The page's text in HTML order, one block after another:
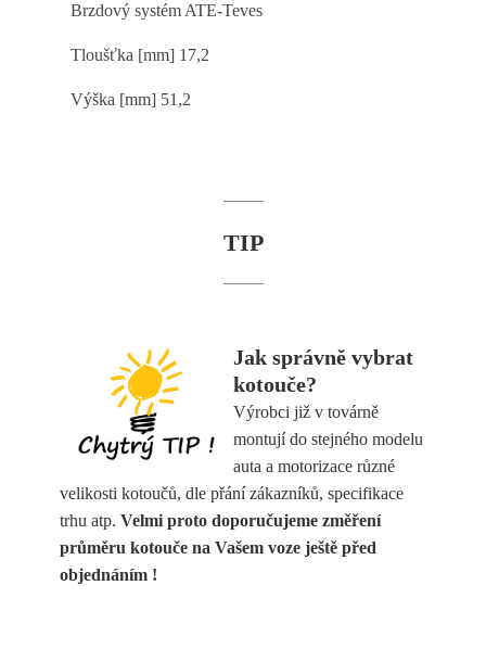
Brzdový systém ATE-Teves
Tloušťka [mm] 17,2
Výška [mm] 51,2
TIP
Jak správně vybrat
kotouče?
Výrobci již v továrně
montují do stejného modelu
auta a motorizace různé
velikosti kotoučů, dle přání zákazníků, specifikace
trhu atp. Velmi proto doporučujeme změření
průměru kotouče na Vašem voze ještě před
objednáním !